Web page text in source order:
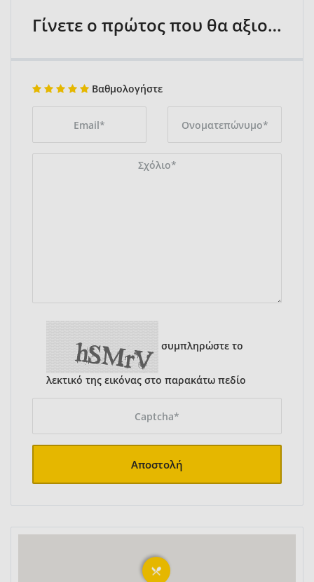
Γίνετε ο πρώτος που θα αξιολογήσει
Βαθμολογήστε
συμπληρώστε το
λεκτικό της εικόνας στο παρακάτω πεδίο
Αποστολή